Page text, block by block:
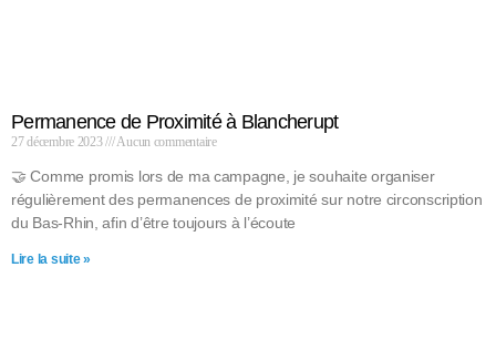
Permanence de Proximité à Blancherupt
27 décembre 2023 Aucun commentaire
🤝 Comme promis lors de ma campagne, je souhaite organiser
régulièrement des permanences de proximité sur notre circonscription
du Bas-Rhin, afin d’être toujours à l’écoute
Lire la suite »